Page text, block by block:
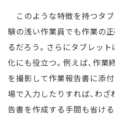
このような特徴を持つタブ
験の浅い作業員でも作業の
るだろう。さらにタブレッ
化にも役立つ。例えば、作
を撮影して作業報告書に添
場で入力したりすれば、わ
告書を作成する手間も省ける